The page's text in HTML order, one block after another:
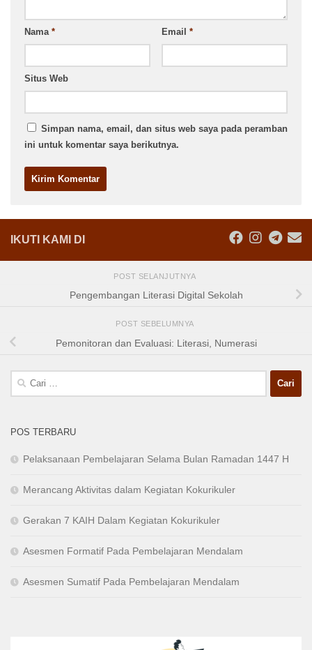
Nama * Email *
Situs Web
Simpan nama, email, dan situs web saya pada peramban
ini untuk komentar saya berikutnya.
IKUTI KAMI DI
POST SELANJUTNYA
Pengembangan Literasi Digital Sekolah
POST SEBELUMNYA
Pemonitoran dan Evaluasi: Literasi, Numerasi
Cari
POS TERBARU
Pelaksanaan Pembelajaran Selama Bulan Ramadan 1447 H
Merancang Aktivitas dalam Kegiatan Kokurikuler
Gerakan 7 KAIH Dalam Kegiatan Kokurikuler
Asesmen Formatif Pada Pembelajaran Mendalam
Asesmen Sumatif Pada Pembelajaran Mendalam